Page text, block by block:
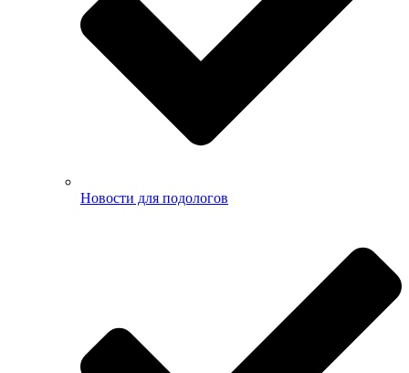
Новости для подологов